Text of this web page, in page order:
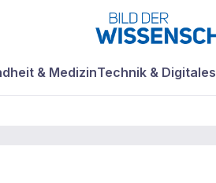
& MedizinTechnik & Digitales